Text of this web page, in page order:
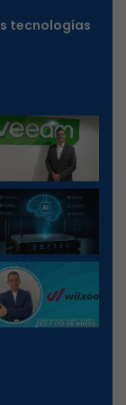
tecnologías